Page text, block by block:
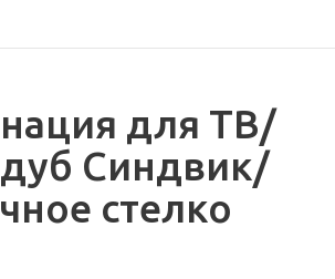
для ТВ/
Синдвик/
стелко